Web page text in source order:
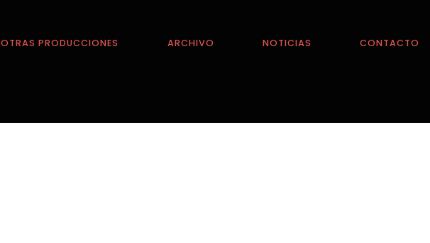
OTRAS PRODUCCIONES ARCHIVO NOTICIAS CONTACTO